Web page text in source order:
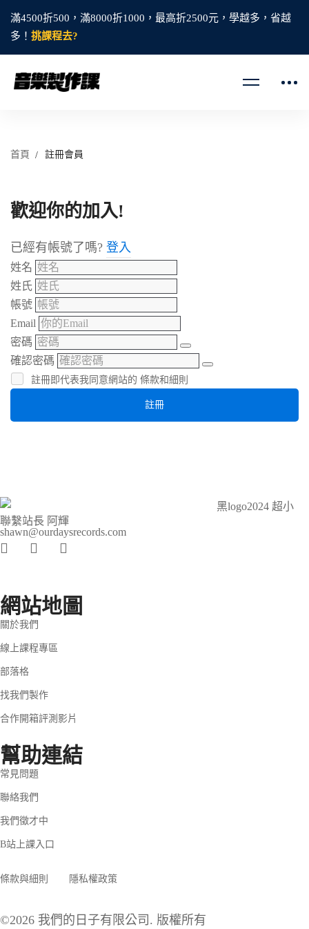
滿4500折500，滿8000折1000，最高折2500元，學越多，省越
多！ 挑課程去?
首頁 註冊會員
歡迎你的加入!
已經有帳號了嗎? 登入
姓名
姓氏
帳號
Email
密碼
確認密碼
註冊即代表我同意網站的 條款和細則
註冊
聯繫站長 阿輝
shawn@ourdaysrecords.com
網站地圖
關於我們
線上課程專區
部落格
找我們製作
合作開箱評測影片
幫助連結
常見問題
聯絡我們
我們徵才中
B站上課入口
條款與細則 隱私權政策
©2026 我們的日子有限公司. 版權所有